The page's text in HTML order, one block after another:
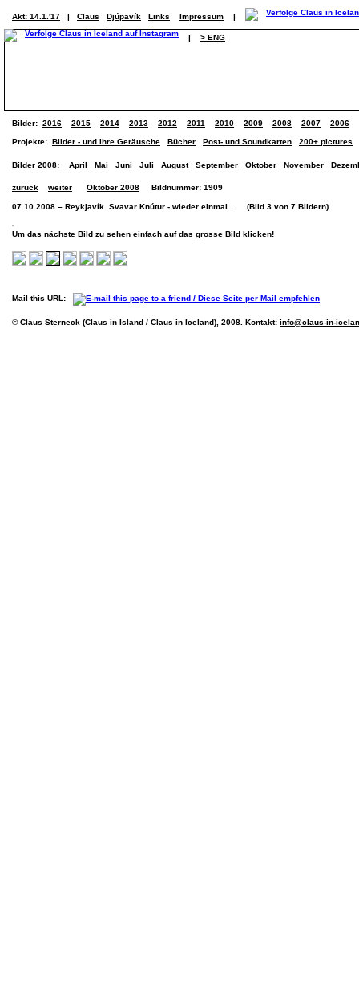
Akt: 14.1.'17 | Claus Djúpavík Links Impressum |
| > ENG
Bilder: 2016 2015 2014 2013 2012 2011 2010 2009 2008 2007 2006
Projekte: Bilder - und ihre Geräusche Bücher Post- und Soundkarten 200+ pictures
Bilder 2008: April Mai Juni Juli August September Oktober November
zurück weiter Oktober 2008 Bildnummer: 1909
07.10.2008 – Reykjavík. Svavar Knútur - wieder einmal... (Bild 3 von 7 Bildern)
Um das nächste Bild zu sehen einfach auf das grosse Bild klicken!
Mail this URL:
© Claus Sterneck (Claus in Island / Claus in Iceland), 2008. Kontakt: info@claus-in-